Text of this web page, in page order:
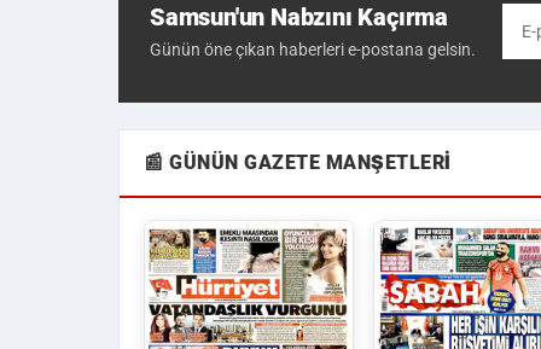
Samsun'un Nabzını Kaçırma
Günün öne çıkan haberleri e-postana gelsin.
📰 GÜNÜN GAZETE MANŞETLERI